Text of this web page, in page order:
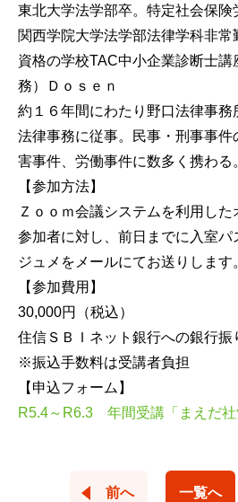
東北大学法学部卒。特定社会保険
関西学院大学法学部法律学科非常
資格の学校TAC中小企業診断士
務）Ｄｏｓｅｎ
約１６年間にわたり野口法律事務
法律事務に従事。民事・刑事事
害事件、労働事件に数多く携わる
【参加方法】
Ｚｏｏｍ会議システムを利用した
参加者に対し、前日までに入室パ
ジュメをメールにてお送りします
【参加費用】
30,000円（税込）
住信ＳＢＩネット銀行への銀行振
※振込手数料は受講者負担
【申込フォーム】
R5.4～R6.3 年間受講「まえだ社
前へ 一覧へ